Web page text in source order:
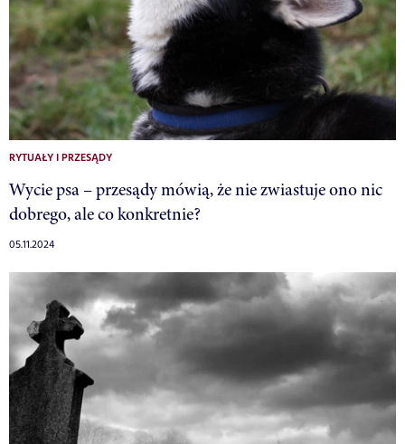
RYTUAŁY I PRZESĄDY
Wycie psa – przesądy mówią, że nie zwiastuje ono nic
dobrego, ale co konkretnie?
05.11.2024